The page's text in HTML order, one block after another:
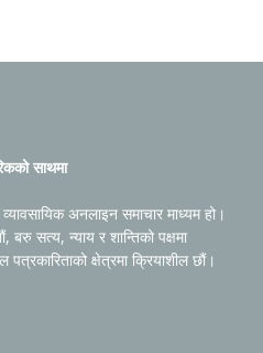
साथमा
अनलाइन समाचार माध्यम हो।
बरु सत्य, न्याय र शान्तिको पक्षमा
क्षेत्रमा क्रियाशील छौं।